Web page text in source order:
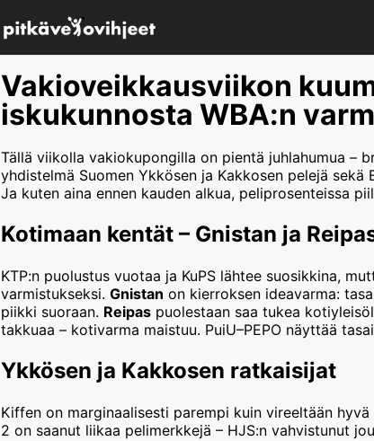
Vakioveikkausviikon
iskukunnosta WBA:n
Tällä viikolla vakiokupongilla on pientä juhlahumua –
yhdistelmä Suomen Ykkösen ja Kakkosen pelejä
Ja kuten aina ennen kauden alkua, peliprosenteissa
Kotimaan kentät – Gnistan ja
KTP:n puolustus vuotaa ja KuPS lähtee suosikkina,
varmistukseksi. Gnistan on kierroksen ideavarma:
piikki suoraan. Reipas puolestaan saa tukea
takkuaa – kotivarma maistuu. PuiU–PEPO näyttää
Ykkösen ja Kakkosen ratkaisijat
Kiffen on marginaalisesti parempi kuin vireeltään
2 on saanut liikaa pelimerkkejä – HJS:n vahvistunut